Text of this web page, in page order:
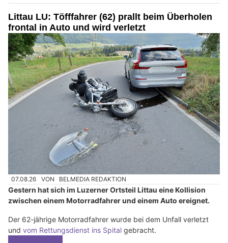
Littau LU: Töfffahrer (62) prallt beim Überholen
frontal in Auto und wird verletzt
07.08.26 VON BELMEDIA REDAKTION
Gestern hat sich im Luzerner Ortsteil Littau eine Kollision
zwischen einem Motorradfahrer und einem Auto ereignet.
Der 62-jährige Motorradfahrer wurde bei dem Unfall verletzt
und vom Rettungsdienst ins Spital gebracht.